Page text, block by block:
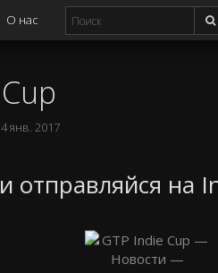
О нас
янв. 2017
отправляйся на